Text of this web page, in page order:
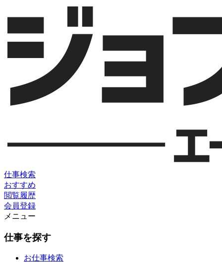
仕事検索
おすすめ
閲覧履歴
会員登録
メニュー
仕事を探す
お仕事検索